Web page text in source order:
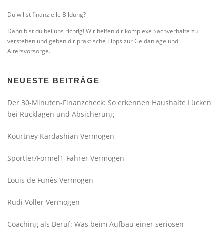
Du willst finanzielle Bildung?
Dann bist du bei uns richtig! Wir helfen dir komplexe Sachverhalte zu
verstehen und geben dir praktische Tipps zur Geldanlage und
Altersvorsorge.
NEUESTE BEITRÄGE
Der 30-Minuten-Finanzcheck: So erkennen Haushalte Lücken
bei Rücklagen und Absicherung
Kourtney Kardashian Vermögen
Sportler/Formel1-Fahrer Vermögen
Louis de Funès Vermögen
Rudi Völler Vermögen
Coaching als Beruf: Was beim Aufbau einer seriösen